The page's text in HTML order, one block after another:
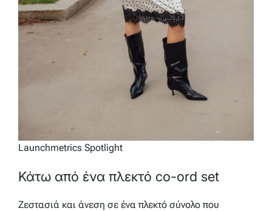
Launchmetrics Spotlight
Κάτω από ένα πλεκτό co-ord set
Ζεστασιά και άνεση σε ένα πλεκτό σύνολο που